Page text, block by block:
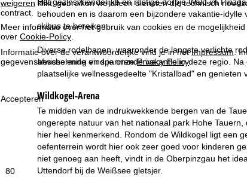
weigeren klikt, gebruiken we alleen diensten die technisch
contract.
Meer informatie over het gebruik van cookies en de
over Cookie-Policy
Informatie over de verantwoordelijke vind je in hetImpressum .
gegevensbescherming vind je onzePrivacy Policy.
Accepteren
80
a
g
i
n
a
behouden en is daarom een bijzondere vakantie-
skibus te bereiken.
Diverse rodelbanen, waaronder de langste verlichte
afwisselende en spannende vakantie in deze regio.
plaatselijke wellnessgedeelte "Kristallbad" en genieten
Wildkogel-Arena
Te midden van de indrukwekkende bergen van de
ongerepte natuur van het nationaal park Hohe
hier heel kenmerkend. Rondom de Wildkogel ligt een
oefenterrein wordt hier ook zeer goed voor kinderen
niet genoeg aan heeft, vindt in de Oberpinzgau het
Uttendorf bij de Weißsee gletsjer.